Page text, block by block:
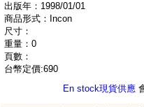
出版年：1998/01/01
商品形式：Incon
尺寸：
重量：0
頁數：
台幣定價:690
En stock現貨供應